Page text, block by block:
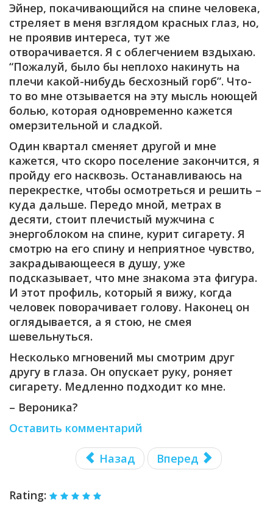
Эйнер, покачивающийся на спине человека,
стреляет в меня взглядом красных глаз, но,
не проявив интереса, тут же
отворачивается. Я с облегчением вздыхаю.
“Пожалуй, было бы неплохо накинуть на
плечи какой-нибудь бесхозный горб”. Что-
то во мне отзывается на эту мысль ноющей
болью, которая одновременно кажется
омерзительной и сладкой.
Один квартал сменяет другой и мне
кажется, что скоро поселение закончится, я
пройду его насквозь. Останавливаюсь на
перекрестке, чтобы осмотреться и решить –
куда дальше. Передо мной, метрах в
десяти, стоит плечистый мужчина с
энергоблоком на спине, курит сигарету. Я
смотрю на его спину и неприятное чувство,
закрадывающееся в душу, уже
подсказывает, что мне знакома эта фигура.
И этот профиль, который я вижу, когда
человек поворачивает голову. Наконец он
оглядывается, а я стою, не смея
шевельнуться.
Несколько мгновений мы смотрим друг
другу в глаза. Он опускает руку, роняет
сигарету. Медленно подходит ко мне.
– Вероника?
Оставить комментарий
Назад Вперед
Rating: